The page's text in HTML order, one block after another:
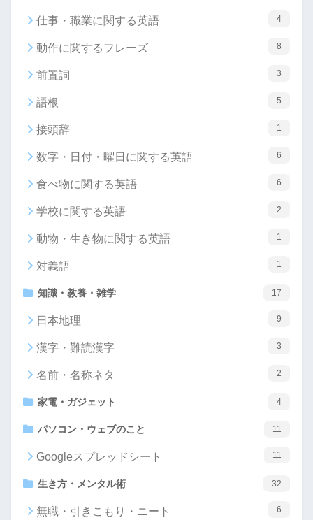
仕事・職業に関する英語 4
動作に関するフレーズ 8
前置詞 3
語根 5
接頭辞 1
数字・日付・曜日に関する英語 6
食べ物に関する英語 6
学校に関する英語 2
動物・生き物に関する英語 1
対義語 1
知識・教養・雑学 17
日本地理 9
漢字・難読漢字 3
名前・名称ネタ 2
家電・ガジェット 4
パソコン・ウェブのこと 11
Googleスプレッドシート 11
生き方・メンタル術 32
無職・引きこもり・ニート 6